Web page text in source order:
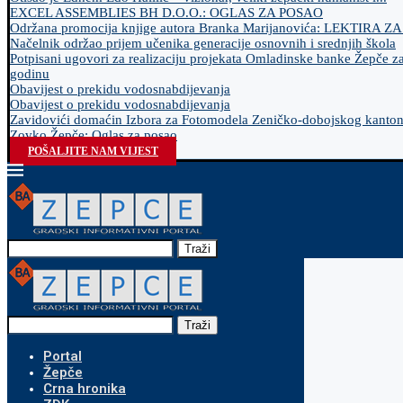
EXCEL ASSEMBLIES BH D.O.O.: OGLAS ZA POSAO
Održana promocija knjige autora Branka Marijanovića: LEKTIRA
Načelnik održao prijem učenika generacije osnovnih i srednjih škola
Potpisani ugovori za realizaciju projekata Omladinske banke Žepče
godinu
Obavijest o prekidu vodosnabdijevanja
Obavijest o prekidu vodosnabdijevanja
Zavidovići domaćin Izbora za Fotomodela Zeničko-dobojskog
Zovko Žepče: Oglas za posao
POŠALJITE NAM VIJEST
Traži
Traži
Portal
Žepče
Crna hronika